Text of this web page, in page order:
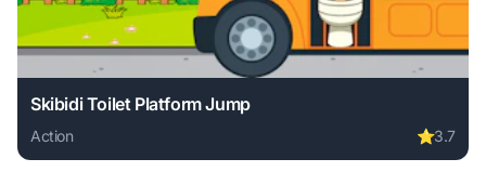
Skibidi Toilet Platform Jump
Action ⭐3.7
Play Skibidi Toilet Platform Jump online free. action